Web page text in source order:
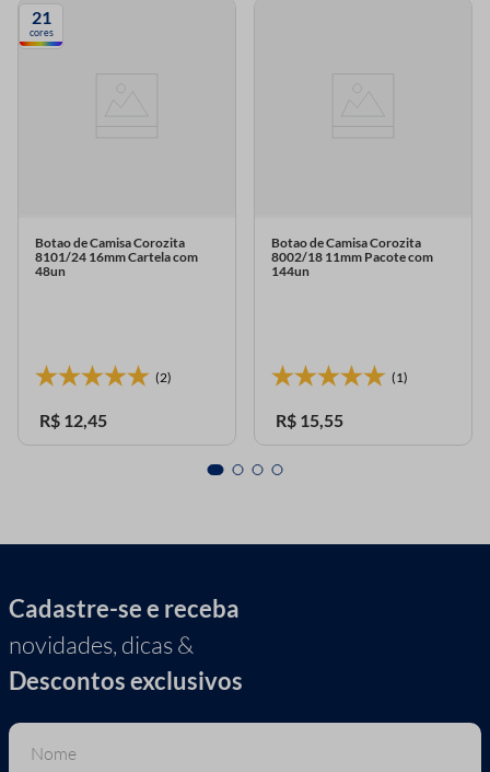
21
cores
Botao de Camisa Corozita
8101/24 16mm Cartela com
48un
(2)
R$ 12,45
Botao de Camisa Corozita
8002/18 11mm Pacote com
144un
(1)
R$ 15,55
Cadastre-se e receba
novidades, dicas &
Descontos exclusivos